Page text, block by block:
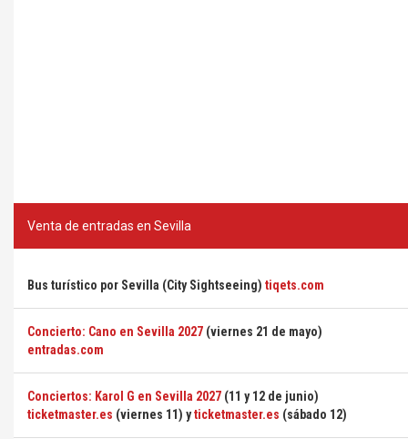
Venta de entradas en Sevilla
Bus turístico por Sevilla (City Sightseeing) tiqets.com
Concierto: Cano en Sevilla 2027 (viernes 21 de mayo)
entradas.com
Conciertos: Karol G en Sevilla 2027 (11 y 12 de junio)
ticketmaster.es (viernes 11) yticketmaster.es (sábado 12)